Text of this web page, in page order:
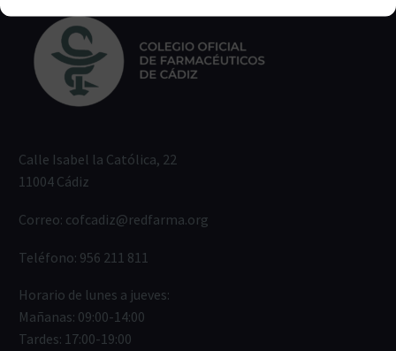
Calle Isabel la Católica, 22
11004 Cádiz
Correo: cofcadiz@redfarma.org
Teléfono: 956 211 811
Horario de lunes a jueves:
Mañanas: 09:00-14:00
Tardes: 17:00-19:00